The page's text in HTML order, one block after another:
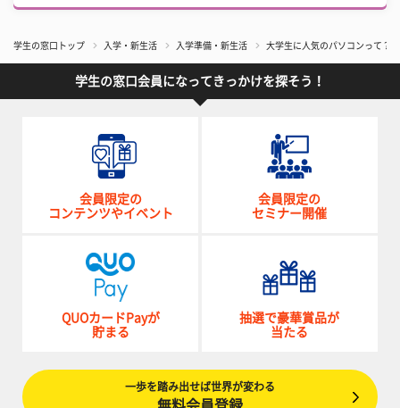
学生の窓口トップ 入学・新生活 入学準備・新生活 大学生に人気のパソコンって？
学生の窓口会員になってきっかけを探そう！
会員限定の
コンテンツやイベント
会員限定の
セミナー開催
QUOカードPayが
貯まる
抽選で豪華賞品が
当たる
一歩を踏み出せば世界が変わる